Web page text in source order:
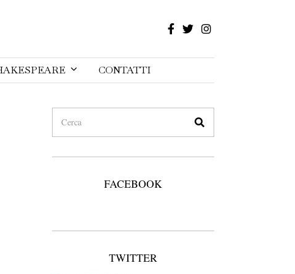
CONTATTI
FACEBOOK
TWITTER